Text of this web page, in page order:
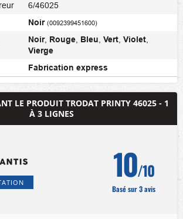
6/46025
Noir (0092399451600)
Noir, Rouge, Bleu, Vert, Violet,
Vierge
Fabrication express
LE PRODUIT TRODAT PRINTY 46025 - 1
À 3 LIGNES
10/10
Basé sur 3 avis